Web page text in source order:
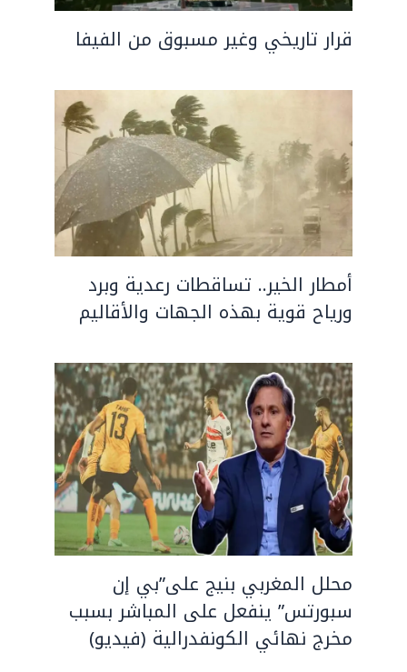
قرار تاريخي وغير مسبوق من الفيفا
أمطار الخير.. تساقطات رعدية وبرد
ورياح قوية بهذه الجهات والأقاليم
محلل المغربي بنيج على”بي إن
سبورتس” ينفعل على المباشر بسبب
مخرج نهائي الكونفدرالية (فيديو)